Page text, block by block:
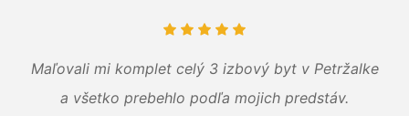
Maľovali mi komplet celý 3 izbový byt v Petržalke
a všetko prebehlo podľa mojich predstáv.